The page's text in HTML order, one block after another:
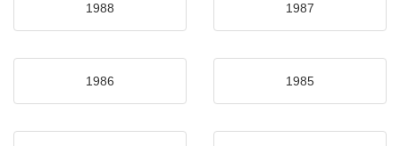
1988 1987
1986 1985